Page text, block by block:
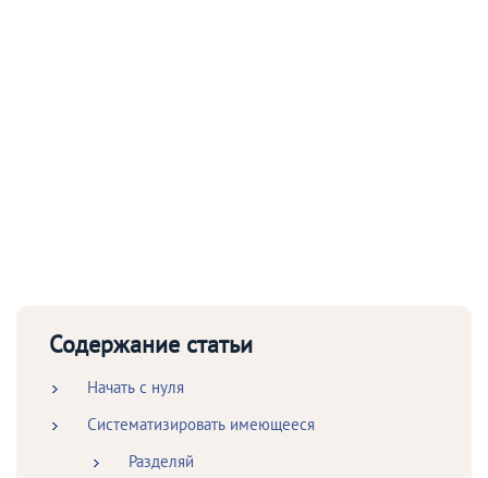
Содержание статьи
Начать с нуля
Систематизировать имеющееся
Разделяй